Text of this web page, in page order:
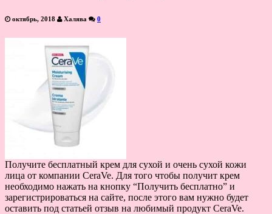
октябрь, 2018 Халява 0
Получите бесплатный крем для сухой и очень сухой кожи
лица от компании CeraVe. Для того чтобы получит крем
необходимо нажать на кнопку “Получить бесплатно” и
зарегистрироваться на сайте, после этого вам нужно будет
оставить под статьей отзыв на любимый продукт CeraVe.